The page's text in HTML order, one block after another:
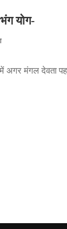
योग-
मंगल देवता